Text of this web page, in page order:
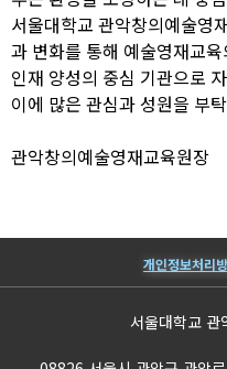
서울대학교 관악창의예술영
과 변화를 통해 예술영재교
인재 양성의 중심 기관으로
이에 많은 관심과 성원을 부
관악창의예술영재교육원장
개인정보처리
서울대학교 관